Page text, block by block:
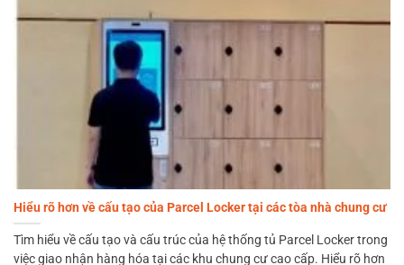
Hiểu rõ hơn về cấu tạo của Parcel Locker tại các tòa nhà chung cư
Tìm hiểu về cấu tạo và cấu trúc của hệ thống tủ Parcel Locker trong
việc giao nhận hàng hóa tại các khu chung cư cao cấp. Hiểu rõ hơn